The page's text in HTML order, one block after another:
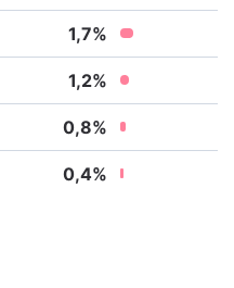
1,7%
1,2%
0,8%
0,4%